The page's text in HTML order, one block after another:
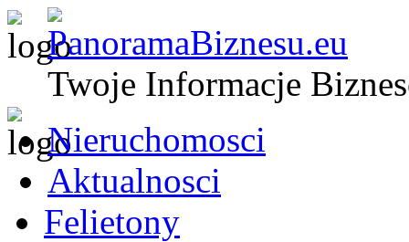
Twoje Informacje
Nieruchomosci
Aktualnosci
Felietony